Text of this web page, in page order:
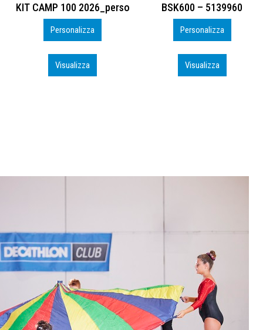
BSK600 – 5139960
Personalizza
Visualizza
DTF
Personalizza
Visualizza